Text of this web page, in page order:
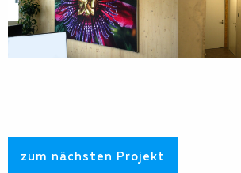
zum nächsten Projekt